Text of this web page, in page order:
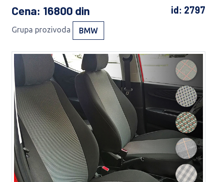
Cena: 16800 din id: 2797
Grupa prozivoda BMW